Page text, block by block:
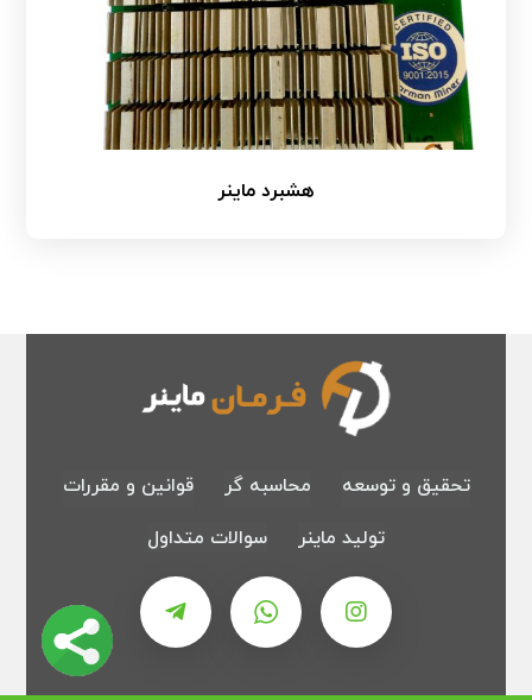
هشبرد ماینر
تحقیق و توسعه محاسبه گر
قوانین و مقررات
تولید ماینر
سوالات متداول